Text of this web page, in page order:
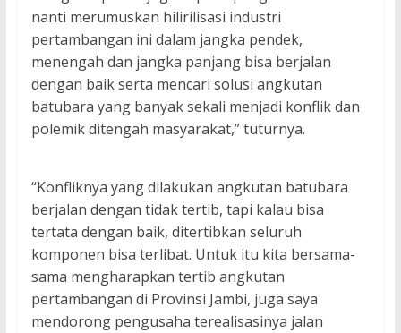
nanti merumuskan hilirilisasi industri
pertambangan ini dalam jangka pendek,
menengah dan jangka panjang bisa berjalan
dengan baik serta mencari solusi angkutan
batubara yang banyak sekali menjadi konflik dan
polemik ditengah masyarakat,” tuturnya.
“Konfliknya yang dilakukan angkutan batubara
berjalan dengan tidak tertib, tapi kalau bisa
tertata dengan baik, ditertibkan seluruh
komponen bisa terlibat. Untuk itu kita bersama-
sama mengharapkan tertib angkutan
pertambangan di Provinsi Jambi, juga saya
mendorong pengusaha terealisasinya jalan